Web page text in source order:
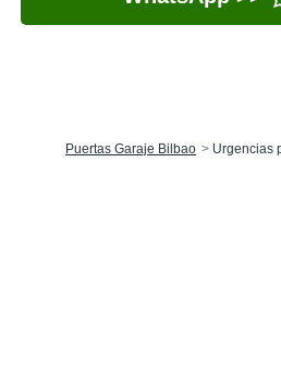
Puertas Garaje Bilbao Urgencias